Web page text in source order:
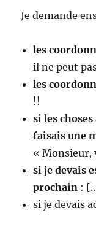
Je demande
les
il ne peut
les
!!
si les
faisais une
« Monsieur,
si je devais
prochain :
si je devais